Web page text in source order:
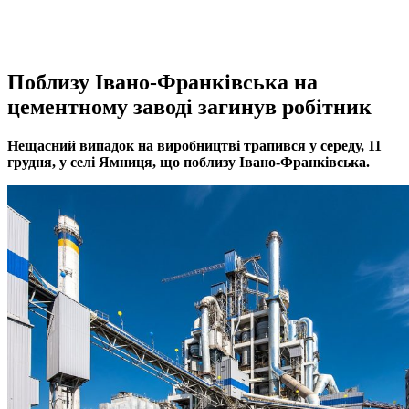
Поблизу Івано-Франківська на
цементному заводі загинув робітник
Нещасний випадок на виробництві трапився у середу, 11
грудня, у селі Ямниця, що поблизу Івано-Франківська.